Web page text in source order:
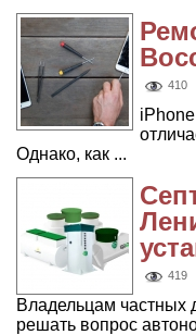
410
Однако, как ...
419
Владельцам частных
решать вопрос